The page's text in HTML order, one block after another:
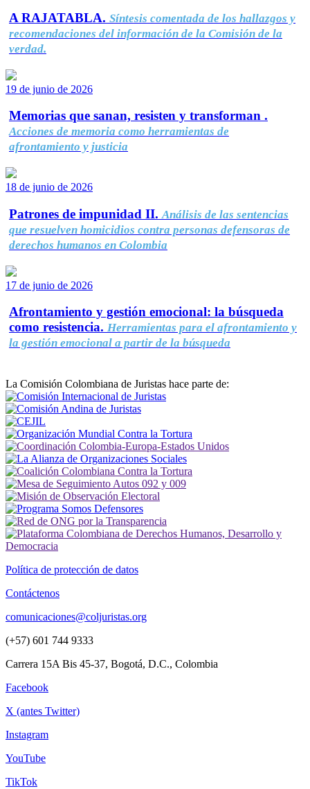
A RAJATABLA. Síntesis comentada de los hallazgos y
recomendaciones del información de la Comisión de la
verdad.
19 de junio de 2026
Memorias que sanan, resisten y transforman .
Acciones de memoria como herramientas de
afrontamiento y justicia
18 de junio de 2026
Patrones de impunidad II. Análisis de las sentencias
que resuelven homicidios contra personas defensoras de
derechos humanos en Colombia
17 de junio de 2026
Afrontamiento y gestión emocional: la búsqueda
como resistencia. Herramientas para el afrontamiento y
la gestión emocional a partir de la búsqueda
La Comisión Colombiana de Juristas hace parte de:
Política de protección de datos
Contáctenos
comunicaciones@coljuristas.org
(+57) 601 744 9333
Carrera 15A Bis 45-37, Bogotá, D.C., Colombia
Facebook
X (antes Twitter)
Instagram
YouTube
TikTok